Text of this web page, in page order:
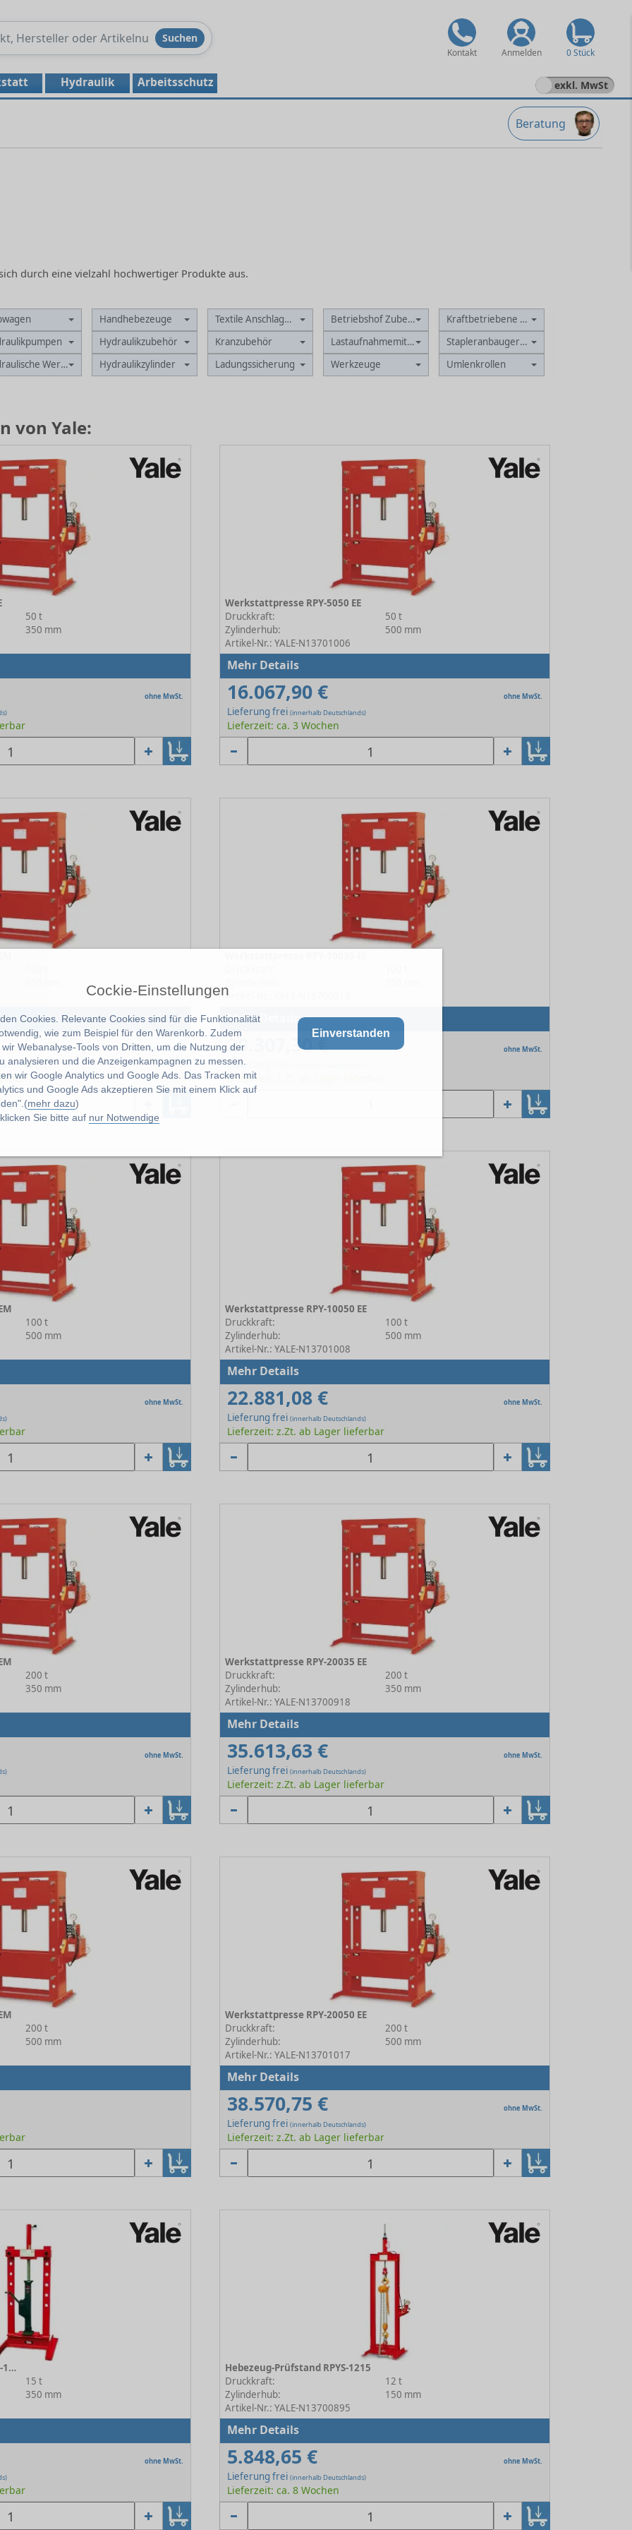
Cockie-Einstellungen
Cookies. Relevante Cookies sind für die Funktionalität
wie zum Beispiel für den Warenkorb. Zudem
Webanalyse-Tools von Dritten, um die Nutzung der
analysieren und die Anzeigenkampagnen zu messen.
wir Google Analytics und Google Ads. Das Tracken mit
und Google Ads akzeptieren Sie mit einem Klick auf
mehr dazu)
Sie bitte auf nur Notwendige
Einverstanden
Produkte
Suchen
Kontakt Anmelden 0 Stück
Hydraulik Arbeitsschutz exkl. MwSt
Beratung
durch eine vielzahl hochwertiger Produkte aus.
Handhebezeuge Textile Anschlagmittel Betriebshof Zubehör
Kraftbetriebene Winden
Hydraulikzubehör Kranzubehör Lastaufnahmemittel
Stapleranbaugeräte
Werkzeuge Hydraulikzylinder Ladungssicherung Werkzeuge
Umlenkrollen
von Yale:
50 t
350 mm
ohne MwSt.
Werkstattpresse RPY-5050 EE
Druckkraft:
50 t
Zylinderhub:
500 mm
Artikel-Nr.: YALE-N13701006
Mehr Details
16.067,90 € ohne MwSt.
Lieferung frei(innerhalb Deutschlands)
Lieferzeit: ca. 3 Wochen
ohne MwSt.
Artikel-Nr.: YALE-N13700915
Mehr Details
20.307,30 € ohne MwSt.
Lieferung frei
Lieferzeit: z.Zt. ab Lager lieferbar
100 t
500 mm
ohne MwSt.
Werkstattpresse RPY-10050 EE
Druckkraft:
100 t
Zylinderhub:
500 mm
Artikel-Nr.: YALE-N13701008
Mehr Details
22.881,08 € ohne MwSt.
Lieferung frei(innerhalb Deutschlands)
Lieferzeit: z.Zt. ab Lager lieferbar
200 t
350 mm
ohne MwSt.
Werkstattpresse RPY-20035 EE
Druckkraft:
200 t
Zylinderhub:
350 mm
Artikel-Nr.: YALE-N13700918
Mehr Details
35.613,63 € ohne MwSt.
Lieferung frei(innerhalb Deutschlands)
Lieferzeit: z.Zt. ab Lager lieferbar
200 t
500 mm
Werkstattpresse RPY-20050 EE
Druckkraft:
200 t
Zylinderhub:
500 mm
Artikel-Nr.: YALE-N13701017
Mehr Details
38.570,75 € ohne MwSt.
Lieferung frei(innerhalb Deutschlands)
Lieferzeit: z.Zt. ab Lager lieferbar
Stockwinden-Prüfstand RPYS-1535
15 t
350 mm
ohne MwSt.
Hebezeug-Prüfstand RPYS-1215
Druckkraft:
12 t
Zylinderhub:
150 mm
Artikel-Nr.: YALE-N13700895
Mehr Details
5.848,65 € ohne MwSt.
Lieferung frei(innerhalb Deutschlands)
Lieferzeit: ca. 8 Wochen